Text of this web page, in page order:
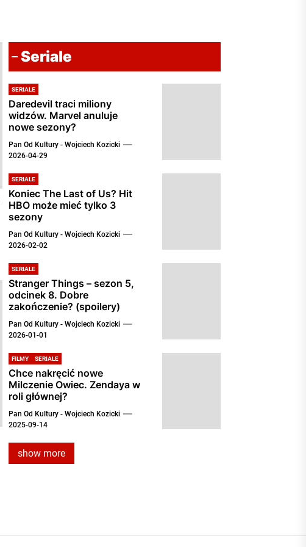
Seriale
SERIALE
Daredevil traci miliony
widzów. Marvel anuluje
nowe sezony?
Pan Od Kultury - Wojciech Kozicki
2026-04-29
SERIALE
Koniec The Last of Us? Hit
HBO może mieć tylko 3
sezony
Pan Od Kultury - Wojciech Kozicki
2026-02-02
SERIALE
Stranger Things – sezon 5,
odcinek 8. Dobre
zakończenie? (spoilery)
Pan Od Kultury - Wojciech Kozicki
2026-01-01
FILMY SERIALE
Chce nakręcić nowe
Milczenie Owiec. Zendaya w
roli głównej?
Pan Od Kultury - Wojciech Kozicki
2025-09-14
show more